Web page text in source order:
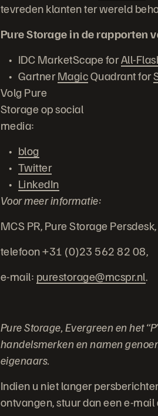
tevreden klanten ter wereld
Pure Storage in de rapporten
IDC MarketScape forAll-
GartnerMagicQuadrant for
Volg Pure
Storage op social
media:
blog
Twitter
LinkedIn
Voor meer informatie:
MCS PR, Pure Storage Persdesk,
telefoon +31 (0)23 562 82 08,
e-mail: purestorage@mcspr.nl.
Pure Storage, Evergreen en het
handelsmerken en namen
eigenaars.
Indien u niet langer
ontvangen, stuur dan een e-mail